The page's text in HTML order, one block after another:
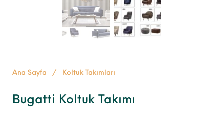
Ana Sayfa / Koltuk Takımları
Bugatti Koltuk Takımı